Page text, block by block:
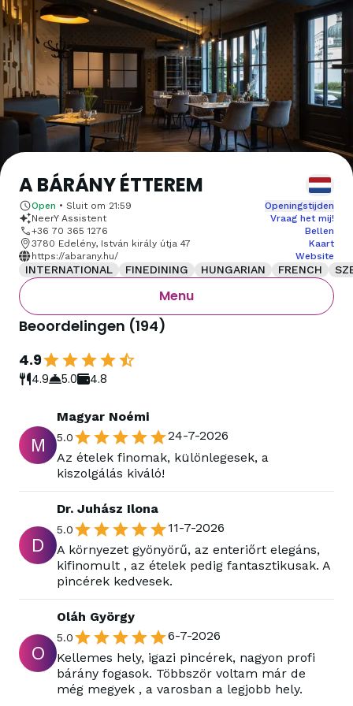
A BÁRÁNY ÉTTEREM
Open • Sluit om 21:59
Openingstijden
NeerY Assistent
Vraag het mij!
+36 70 365 1276
Bellen
3780 Edelény, István király útja 47
Kaart
https://abarany.hu/
Website
INTERNATIONAL FINEDINING HUNGARIAN FRENCH
Menu
Beoordelingen (194)
4.9
4.9 5.0 4.8
M
Magyar Noémi
5.0
24-7-2026
Az ételek finomak, különlegesek, a
kiszolgálás kiváló!
D
Dr. Juhász Ilona
5.0
11-7-2026
A környezet gyönyörű, az enteriőrt elegáns,
kifinomult , az ételek pedig fantasztikusak. A
pincérek kedvesek.
O
Oláh György
5.0
6-7-2026
Kellemes hely, igazi pincérek, nagyon profi
bárány fogasok. Többször voltam már de
még megyek , a varosban a legjobb hely.